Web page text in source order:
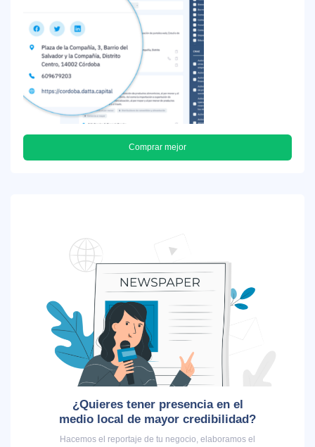
Comprar mejor
¿Quieres tener presencia en el
medio local de mayor credibilidad?
Hacemos el reportaje de tu negocio, elaboramos el